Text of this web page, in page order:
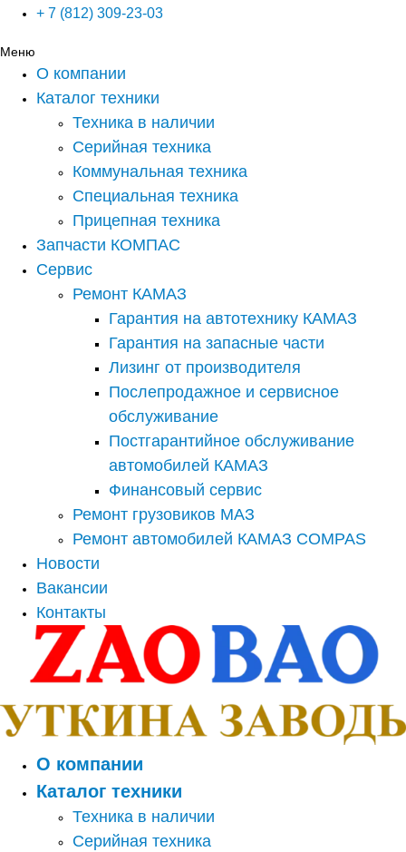
+ 7 (812) 309-23-03
Меню
О компании
Каталог техники
Техника в наличии
Серийная техника
Коммунальная техника
Специальная техника
Прицепная техника
Запчасти КОМПАС
Сервис
Ремонт КАМАЗ
Гарантия на автотехнику КАМАЗ
Гарантия на запасные части
Лизинг от производителя
Послепродажное и сервисное
обслуживание
Постгарантийное обслуживание
автомобилей КАМАЗ
Финансовый сервис
Ремонт грузовиков МАЗ
Ремонт автомобилей КАМАЗ COMPAS
Новости
Вакансии
Контакты
О компании
Каталог техники
Техника в наличии
Серийная техника